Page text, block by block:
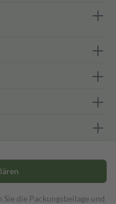
die Packungsbeilage und